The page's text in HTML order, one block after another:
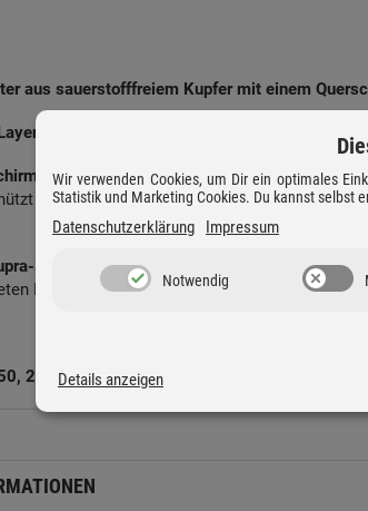
aus sauerstofffreiem Kupfer mit einem
Polyvinylchlorid (PVC)
aus sauerstofffreiem Kupfer
effektiv vor äußeren Einflüssen und
Stromsteckern
Kontakte garantieren absolute Signal- und
2.00 und 4.00 Meter
Wir verwenden Cookies, um Dir ein optimales
Statistik und Marketing Cookies. Du kannst selbst
Datenschutzerklärung Impressum
Notwendig
Details anzeigen